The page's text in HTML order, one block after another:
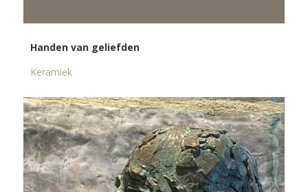
Handen van geliefden
Keramiek